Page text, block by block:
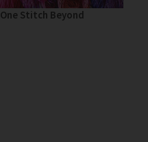
One Stitch Beyond